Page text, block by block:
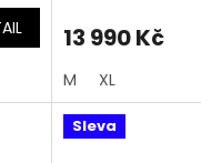
13 990 Kč
M XL
Sleva